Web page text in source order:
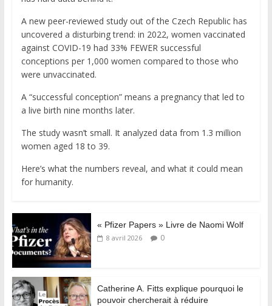
A new peer-reviewed study out of the Czech Republic has
uncovered a disturbing trend: in 2022, women vaccinated
against COVID-19 had 33% FEWER successful
conceptions per 1,000 women compared to those who
were unvaccinated.
A “successful conception” means a pregnancy that led to
a live birth nine months later.
The study wasn’t small. It analyzed data from 1.3 million
women aged 18 to 39.
Here’s what the numbers reveal, and what it could mean
for humanity.
« Pfizer Papers » Livre de Naomi Wolf
8 avril 2026 0
Catherine A. Fitts explique pourquoi le
pouvoir chercherait à réduire